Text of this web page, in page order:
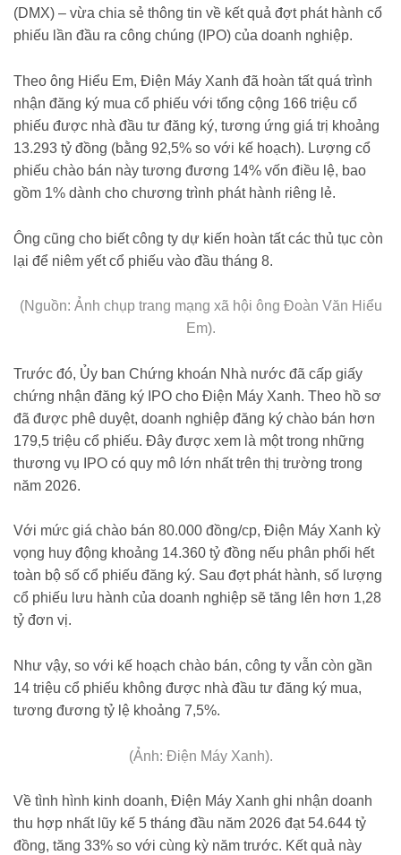
(DMX) – vừa chia sẻ thông tin về kết quả đợt phát hành cổ
phiếu lần đầu ra công chúng (IPO) của doanh nghiệp.
Theo ông Hiểu Em, Điện Máy Xanh đã hoàn tất quá trình
nhận đăng ký mua cổ phiếu với tổng cộng 166 triệu cổ
phiếu được nhà đầu tư đăng ký, tương ứng giá trị khoảng
13.293 tỷ đồng (bằng 92,5% so với kế hoạch). Lượng cổ
phiếu chào bán này tương đương 14% vốn điều lệ, bao
gồm 1% dành cho chương trình phát hành riêng lẻ.
Ông cũng cho biết công ty dự kiến hoàn tất các thủ tục còn
lại để niêm yết cổ phiếu vào đầu tháng 8.
(Nguồn: Ảnh chụp trang mạng xã hội ông Đoàn Văn Hiểu
Em).
Trước đó, Ủy ban Chứng khoán Nhà nước đã cấp giấy
chứng nhận đăng ký IPO cho Điện Máy Xanh. Theo hồ sơ
đã được phê duyệt, doanh nghiệp đăng ký chào bán hơn
179,5 triệu cổ phiếu. Đây được xem là một trong những
thương vụ IPO có quy mô lớn nhất trên thị trường trong
năm 2026.
Với mức giá chào bán 80.000 đồng/cp, Điện Máy Xanh kỳ
vọng huy động khoảng 14.360 tỷ đồng nếu phân phối hết
toàn bộ số cổ phiếu đăng ký. Sau đợt phát hành, số lượng
cổ phiếu lưu hành của doanh nghiệp sẽ tăng lên hơn 1,28
tỷ đơn vị.
Như vậy, so với kế hoạch chào bán, công ty vẫn còn gần
14 triệu cổ phiếu không được nhà đầu tư đăng ký mua,
tương đương tỷ lệ khoảng 7,5%.
(Ảnh: Điện Máy Xanh).
Về tình hình kinh doanh, Điện Máy Xanh ghi nhận doanh
thu hợp nhất lũy kế 5 tháng đầu năm 2026 đạt 54.644 tỷ
đồng, tăng 33% so với cùng kỳ năm trước. Kết quả này